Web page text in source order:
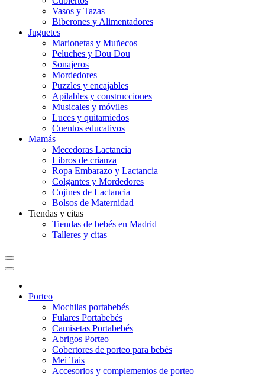
Vasos y Tazas
Biberones y Alimentadores
Juguetes
Marionetas y Muñecos
Peluches y Dou Dou
Sonajeros
Mordedores
Puzzles y encajables
Apilables y construcciones
Musicales y móviles
Luces y quitamiedos
Cuentos educativos
Mamás
Mecedoras Lactancia
Libros de crianza
Ropa Embarazo y Lactancia
Colgantes y Mordedores
Cojines de Lactancia
Bolsos de Maternidad
Tiendas y citas
Tiendas de bebés en Madrid
Talleres y citas
Porteo
Mochilas portabebés
Fulares Portabebés
Camisetas Portabebés
Abrigos Porteo
Cobertores de porteo para bebés
Mei Tais
Accesorios y complementos de porteo